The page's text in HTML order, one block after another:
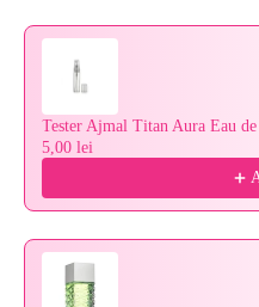
Tester Ajmal Titan Aura Eau
5,00 lei